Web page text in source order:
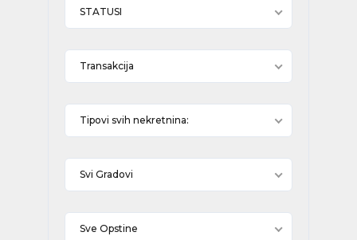
STATUSI
Transakcija
Tipovi svih nekretnina:
Svi Gradovi
Sve Opstine